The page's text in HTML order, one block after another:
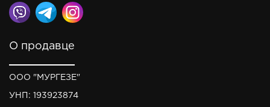
О продавце
ООО "МУРГЕЗЕ"
УНП: 193923874